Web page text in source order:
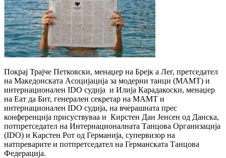
Покрај Трајче Петковски, менаџер на Брејк а Лег, претседател
на Македонската Асоцијација за модерни танци (МАМТ) и
интернационален IDO судија и Илија Карадакоски, менаџер
на Еат да Бит, генерален секретар на МАМТ и
интернационален IDO судија, на вчерашната прес
конференција присуствуваа и Кирстен Дан Јенсен од Данска,
потпретседател на Интернационалната Танцова Организација
(IDO) и Карстен Рот од Германија, супервизор на
натпреварите и потпретседател на Германската Танцова
Федерација.